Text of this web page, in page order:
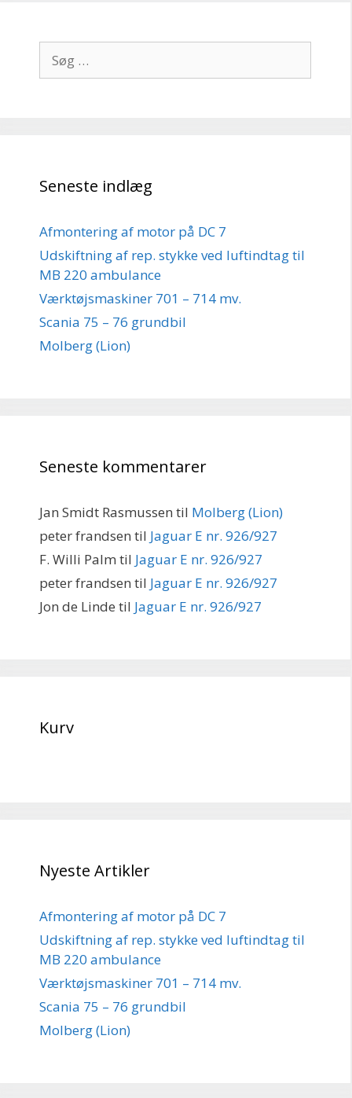
efter:
Seneste indlæg
Afmontering af motor på DC 7
Udskiftning af rep. stykke ved luftindtag til
MB 220 ambulance
Værktøjsmaskiner 701 – 714 mv.
Scania 75 – 76 grundbil
Molberg (Lion)
Seneste kommentarer
Jan Smidt Rasmussen til Molberg (Lion)
peter frandsen til Jaguar E nr. 926/927
F. Willi Palm til Jaguar E nr. 926/927
peter frandsen til Jaguar E nr. 926/927
Jon de Linde til Jaguar E nr. 926/927
Kurv
Nyeste Artikler
Afmontering af motor på DC 7
Udskiftning af rep. stykke ved luftindtag til
MB 220 ambulance
Værktøjsmaskiner 701 – 714 mv.
Scania 75 – 76 grundbil
Molberg (Lion)